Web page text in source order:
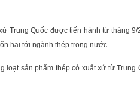
Trung Quốc được tiến hành từ tháng 9/
hại tới ngành thép trong nước.
loạt sản phẩm thép có xuất xứ từ Trung